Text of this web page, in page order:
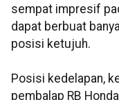
sempat impresif
dapat berbuat
posisi ketujuh.
Posisi kedelapan,
pembalap RB